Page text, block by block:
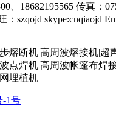
、18682195565 传真：
：szqojd skype:cnqiaojd
熔断机|高周波熔接机|超
点焊机|高周波帐篷布焊
埋植机
-1号